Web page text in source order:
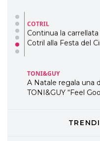
COTRIL
Continua la
Cotril alla Festa del
TONI&GUY
A Natale regala una
TONI&GUY “Feel
LABEL.M lancia la